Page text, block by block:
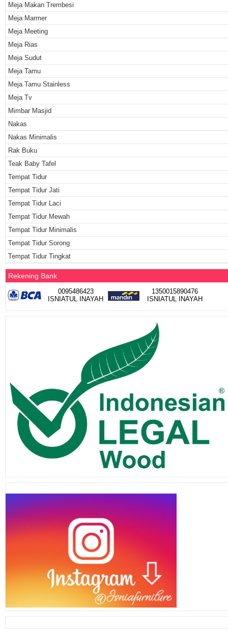
Meja Makan Trembesi
Meja Marmer
Meja Meeting
Meja Rias
Meja Sudut
Meja Tamu
Meja Tamu Stainless
Meja Tv
Mimbar Masjid
Nakas
Nakas Minimalis
Rak Buku
Teak Baby Tafel
Tempat Tidur
Tempat Tidur Jati
Tempat Tidur Laci
Tempat Tidur Mewah
Tempat Tidur Minimalis
Tempat Tidur Sorong
Tempat Tidur Tingkat
Rekening Bank
0095486423
ISNIATUL INAYAH
1350015890476
ISNIATUL INAYAH